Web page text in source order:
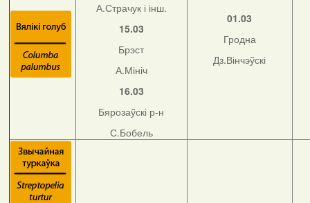
А.Страчук і інш.
15.03
Брэст
А.Мініч
16.03
Бярозаўскі р-н
С.Бобель
01.03
Гродна
Дз.Вінчэўскі